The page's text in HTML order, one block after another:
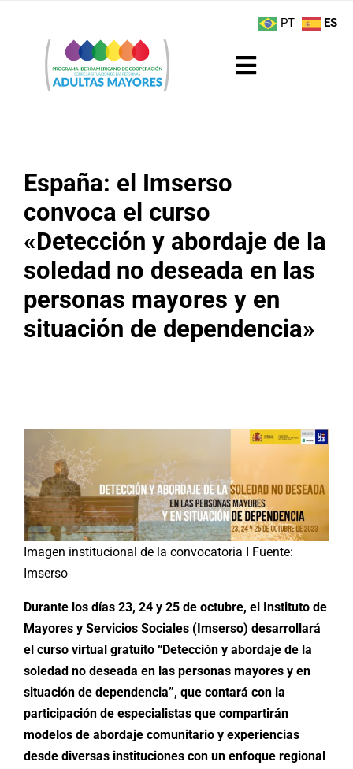
contenido
Toggle
Actividades
Boletín
Buenas Prácticas
Recursos
España: el Imserso
convoca el curso
«Detección y abordaje de la
soledad no deseada en las
personas mayores y en
situación de dependencia»
Imagen institucional de la convocatoria I Fuente:
Imserso
Durante los días 23, 24 y 25 de octubre, el Instituto de
Mayores y Servicios Sociales (Imserso) desarrollará
el curso virtual gratuito “Detección y abordaje de la
soledad no deseada en las personas mayores y en
situación de dependencia”, que contará con la
participación de especialistas que compartirán
modelos de abordaje comunitario y experiencias
desde diversas instituciones con un enfoque regional
PT ES